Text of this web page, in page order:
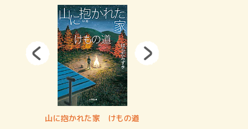
山に抱かれた家 けもの道